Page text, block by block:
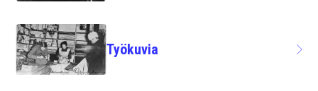
Työkuvia